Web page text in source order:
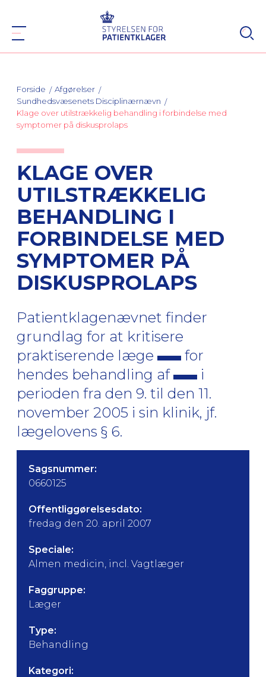
Forside
Afgørelser
Sundhedsvæsenets Disciplinærnævn
Klage over utilstrækkelig behandling i forbindelse med
symptomer på diskusprolaps
KLAGE OVER
UTILSTRÆKKELIG
BEHANDLING I
FORBINDELSE MED
SYMPTOMER PÅ
DISKUSPROLAPS
Patientklagenævnet finder
grundlag for at kritisere
praktiserende læge
for
hendes behandling af
i
perioden fra den 9. til den 11.
november 2005 i sin klinik, jf.
lægelovens § 6.
Sagsnummer:
0660125
Offentliggørelsesdato:
fredag den 20. april 2007
Speciale:
Almen medicin, incl. Vagtlæger
Faggruppe:
Læger
Type:
Behandling
Kategori: